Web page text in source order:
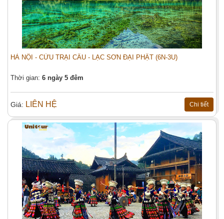
HÀ NỘI - CỬU TRẠI CÂU - LẠC SƠN ĐẠI PHẬT (6N-3U)
Thời gian: 6 ngày 5 đêm
Giá: LIÊN HỆ Chi tiết
Đặt tour:
THÀNH ĐÔ - TRÙNG KHÁNH - CỬU
TRẠI CÂU (6N-3U)
Họ tên (*)
Điện thoại:
Email (*):